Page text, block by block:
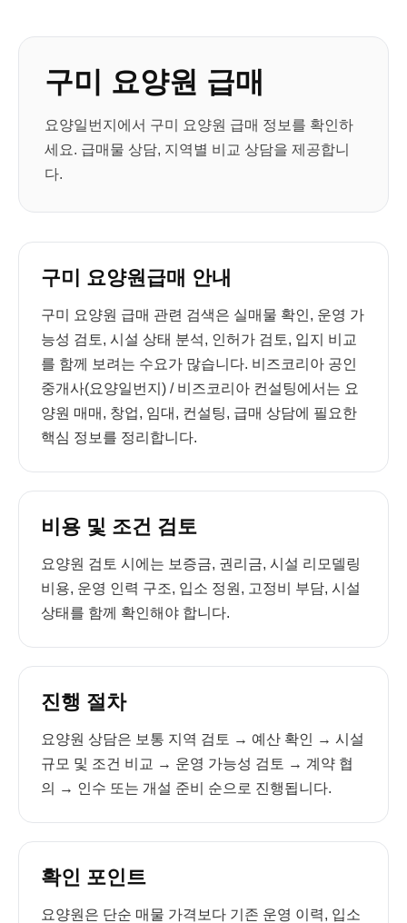
구미 요양원 급매
요양일번지에서 구미 요양원 급매 정보를 확인하
세요. 급매물 상담, 지역별 비교 상담을 제공합니
다.
구미 요양원급매 안내
구미 요양원 급매 관련 검색은 실매물 확인, 운영 가
능성 검토, 시설 상태 분석, 인허가 검토, 입지 비교
를 함께 보려는 수요가 많습니다. 비즈코리아 공인
중개사(요양일번지) / 비즈코리아 컨설팅에서는 요
양원 매매, 창업, 임대, 컨설팅, 급매 상담에 필요한
핵심 정보를 정리합니다.
비용 및 조건 검토
요양원 검토 시에는 보증금, 권리금, 시설 리모델링
비용, 운영 인력 구조, 입소 정원, 고정비 부담, 시설
상태를 함께 확인해야 합니다.
진행 절차
요양원 상담은 보통 지역 검토 → 예산 확인 → 시설
규모 및 조건 비교 → 운영 가능성 검토 → 계약 협
의 → 인수 또는 개설 준비 순으로 진행됩니다.
확인 포인트
요양원은 단순 매물 가격보다 기존 운영 이력, 입소